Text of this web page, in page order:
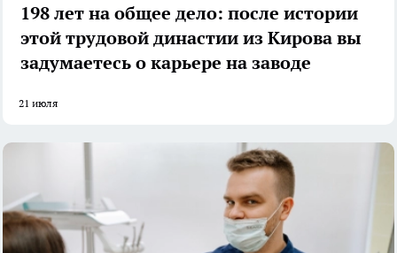
198 лет на общее дело: после истории
этой трудовой династии из Кирова вы
задумаетесь о карьере на заводе
21 июля